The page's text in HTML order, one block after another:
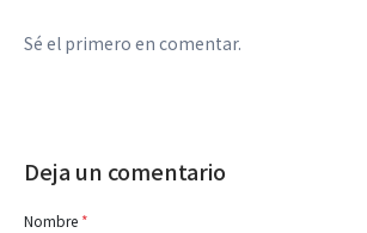
Sé el primero en comentar.
Deja un comentario
Nombre *